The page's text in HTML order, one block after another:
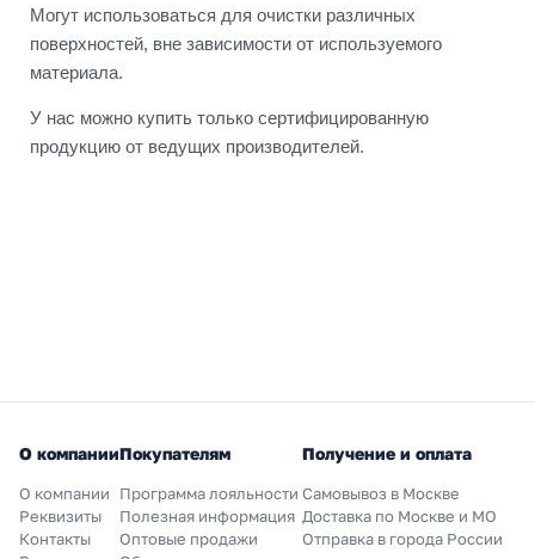
Могут использоваться для очистки различных
поверхностей, вне зависимости от используемого
материала.
У нас можно купить только сертифицированную
продукцию от ведущих производителей.
О компании
О компании
Реквизиты
Контакты
Покупателям
Программа лояльности
Полезная информация
Оптовые продажи
Получение и оплата
Самовывоз в Москве
Доставка по Москве и МО
Отправка в города России